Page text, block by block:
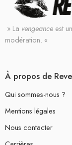
» La vengeance est
modération. «
À propos de
Qui sommes-nous ?
Mentions légales
Nous contacter